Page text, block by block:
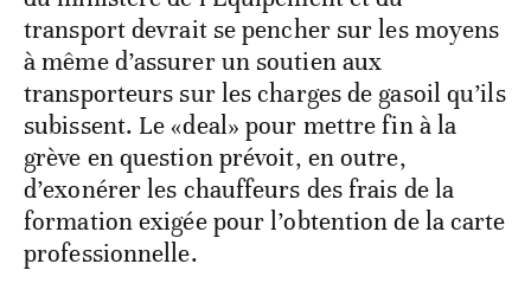
transport devrait se pencher sur les moyens
à même d’assurer un soutien aux
transporteurs sur les charges de gasoil qu’ils
subissent. Le «deal» pour mettre fin à la
grève en question prévoit, en outre,
d’exonérer les chauffeurs des frais de la
formation exigée pour l’obtention de la carte
professionnelle.